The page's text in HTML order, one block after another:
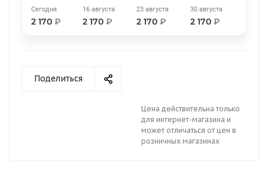
Сегодня
2 170 ₽
16 августа
2 170 ₽
23 августа
2 170 ₽
30 августа
2 170 ₽
Поделиться
Цена действительна только
для интернет-магазина и
может отличаться от цен в
розничных магазинах